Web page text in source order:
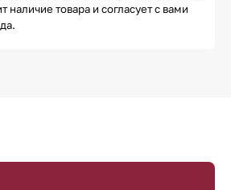
наличие товара и согласует с вами